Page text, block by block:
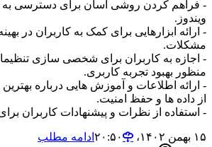
- فراهم کردن روشی آسان برای دسترسی به
ویندوز.
- ارائه ابزارهایی برای کمک به کاربران در
مشکلات.
- اجازه به کاربران برای شخصی سازی
منظور بهبود تجربه کاربری.
- ارائه اطلاعات و آموزش هایی درباره
از داده ها و حفظ امنیت.
- استفاده از نظرات و پیشنهادات کاربران
۱۵ بهمن ۱۴۰۲،‏ ۲۰:۵۰
ادامه مطلب